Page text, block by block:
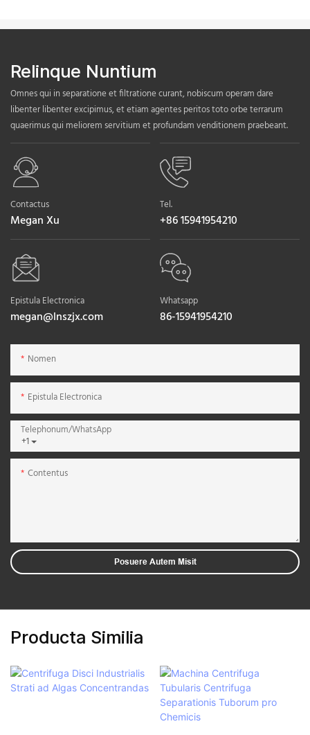
Relinque Nuntium
Omnes qui in separatione et filtratione curant, nobiscum operam dare
libenter libenter excipimus, et etiam agentes peritos toto orbe terrarum
quaerimus qui meliorem servitium et profundam venditionem praebeant.
Contactus
Megan Xu
Tel.
+86 15941954210
Epistula Electronica
megan@lnszjx.com
Whatsapp
86-15941954210
Nomen
Epistula Electronica
+1
Telephonum/WhatsApp
Contentus
Posuere Autem Misit
Producta Similia